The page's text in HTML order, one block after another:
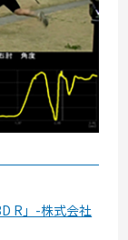
R」-株式会社